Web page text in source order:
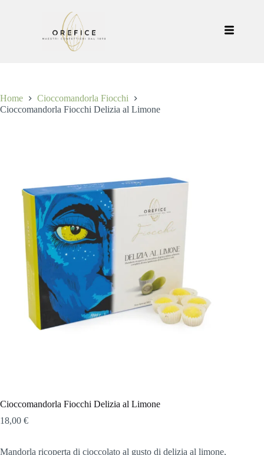
Home
Cioccomandorla Fiocchi
Cioccomandorla Fiocchi Delizia al Limone
Cioccomandorla Fiocchi Delizia al Limone
18,00 €
Mandorla ricoperta di cioccolato al gusto di delizia al limone,